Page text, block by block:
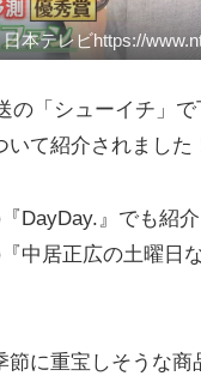
本テレビhttps://
の「シューイチ」で
て紹介されました
DayDay.』でも紹
『中居正広の土曜日
節に重宝しそうな商